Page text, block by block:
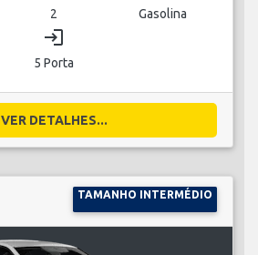
2 Gasolina
login
5 Porta
VER DETALHES...
TAMANHO INTERMÉDIO